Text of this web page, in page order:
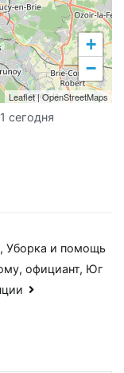
+
−
Leaflet|OpenStreetMaps
сегодня
Уборка и помощь
официант, Юг